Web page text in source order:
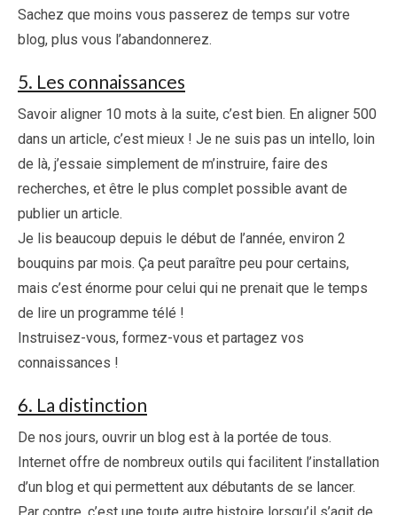
Sachez que moins vous passerez de temps sur votre
blog, plus vous l’abandonnerez.
5. Les connaissances
Savoir aligner 10 mots à la suite, c’est bien. En aligner 500
dans un article, c’est mieux ! Je ne suis pas un intello, loin
de là, j’essaie simplement de m’instruire, faire des
recherches, et être le plus complet possible avant de
publier un article.
Je lis beaucoup depuis le début de l’année, environ 2
bouquins par mois. Ça peut paraître peu pour certains,
mais c’est énorme pour celui qui ne prenait que le temps
de lire un programme télé !
Instruisez-vous, formez-vous et partagez vos
connaissances !
6. La distinction
De nos jours, ouvrir un blog est à la portée de tous.
Internet offre de nombreux outils qui facilitent l’installation
d’un blog et qui permettent aux débutants de se lancer.